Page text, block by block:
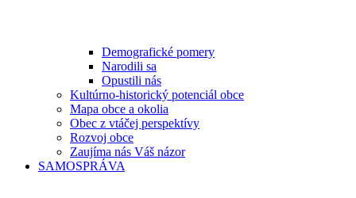
Demografické pomery
Narodili sa
Opustili nás
Kultúrno-historický potenciál obce
Mapa obce a okolia
Obec z vtáčej perspektívy
Rozvoj obce
Zaujíma nás Váš názor
SAMOSPRÁVA